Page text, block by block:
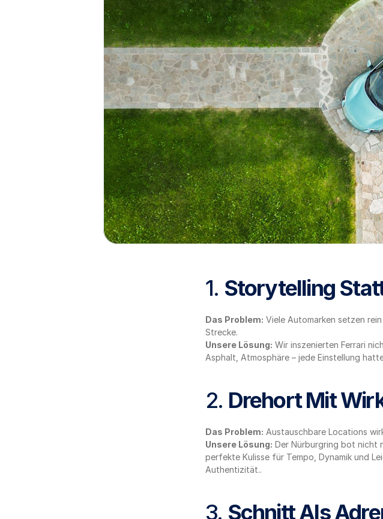
1. Storytelling
Das Problem: Viele Automarken setzen
Strecke.
Unsere Lösung: Wir inszenierten Ferrari
Asphalt, Atmosphäre – jede Einstellung
2. Drehort Mit
Das Problem: Austauschbare Locations
Unsere Lösung: Der Nürburgring bot nicht
perfekte Kulisse für Tempo, Dynamik und
Authentizität..
3. Schnitt Als